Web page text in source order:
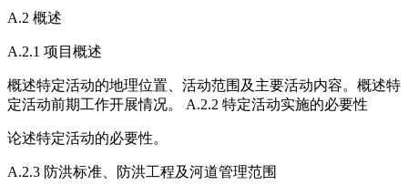
A.2 概述
A.2.1 项目概述
概述特定活动的地理位置、活动范围及主要活动内容。概述特
定活动前期工作开展情况。 A.2.2 特定活动实施的必要性
论述特定活动的必要性。
A.2.3 防洪标准、防洪工程及河道管理范围